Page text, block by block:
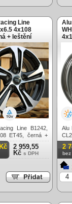
Line
4x108
+ leštění
Line B1242,
ET45, černá +
2 959,55
Kč s DPH
Alu
2
bez